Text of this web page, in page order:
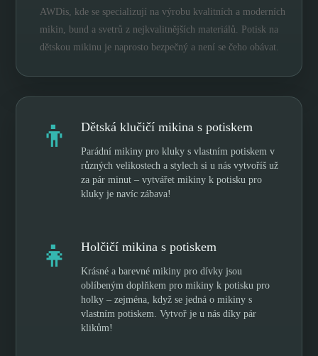
AWDis, kde se specializují na výrobu kvalitních a moderních
mikin, bund a svetrů z nejkvalitnějších materiálů. Potisk na
dětskou mikinu je naprosto bezpečný a není se čeho obávat.
👦 Dětská klučičí mikina s potiskem
Parádní mikiny pro kluky s vlastním potiskem v
různých velikostech a stylech si u nás vytvoříš už
za pár minut – vytvářet mikiny k potisku pro
kluky je navíc zábava!
👧 Holčičí mikina s potiskem
Krásné a barevné mikiny pro dívky jsou
oblíbeným doplňkem pro mikiny k potisku pro
holky – zejména, když se jedná o mikiny s
vlastním potiskem. Vytvoř je u nás díky pár
klikům!